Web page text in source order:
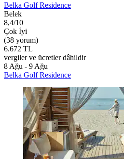
Belka Golf Residence
Belek
8,4/10
Çok İyi
(38 yorum)
6.672 TL
vergiler ve ücretler dâhildir
8 Ağu - 9 Ağu
Belka Golf Residence